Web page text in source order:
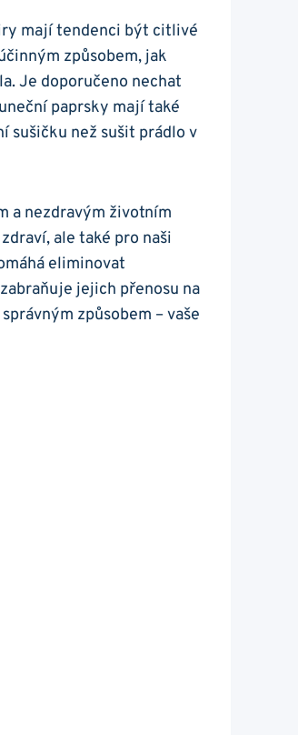
mají tendenci být citlivé
způsobem, jak
Je doporučeno nechat
paprsky mají také
sušičku než sušit prádlo v
a nezdravým životním
ale také pro naši
eliminovat
jejich přenosu na
způsobem – vaše